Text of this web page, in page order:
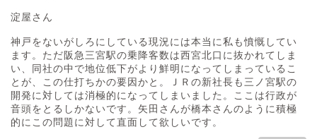
淀屋さん
神戸をないがしろにしている現況には本当に私も憤慨してい
ます。ただ阪急三宮駅の乗降客数は西宮北口に抜かれてしま
い、同社の中で地位低下がより鮮明になってしまっているこ
とが、この仕打ちかの要因かと。ＪＲの新社長も三ノ宮駅の
開発に対しては消極的になってしまいました。ここは行政が
音頭をとるしかないです。矢田さんが橋本さんのように積極
的にこの問題に対して直面して欲しいです。